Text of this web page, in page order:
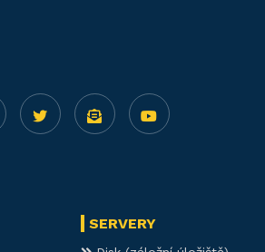
SERVERY